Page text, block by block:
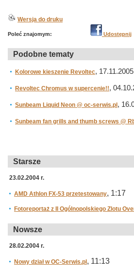
Wersja do druku
Poleć znajomym: Udostępnij
Podobne tematy
Kolorowe kieszenie Revoltec,
Revoltec Chromus w supercenie!!,
Sunbeam Liquid Neon @ oc-serwis.pl ,
Sunbeam fan grills and thumb screws @
Starsze
23.02.2004 r.
AMD Athlon FX-53 przetestowany, 1:17
Fotoreportaż z II Ogólnopolskiego Zlotu
Nowsze
28.02.2004 r.
Nowy dział w OC-Serwis.pl , 11:13